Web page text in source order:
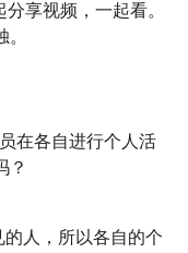
享视频，一起看。
在各自进行个人活
？
人，所以各自的个